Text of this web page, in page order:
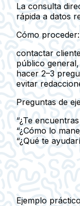
La consulta
rápida a datos
Cómo proceder:
contactar
público general,
hacer 2–3
evitar
Preguntas de
“¿Te
“¿Cómo lo
“¿Qué te
Ejemplo